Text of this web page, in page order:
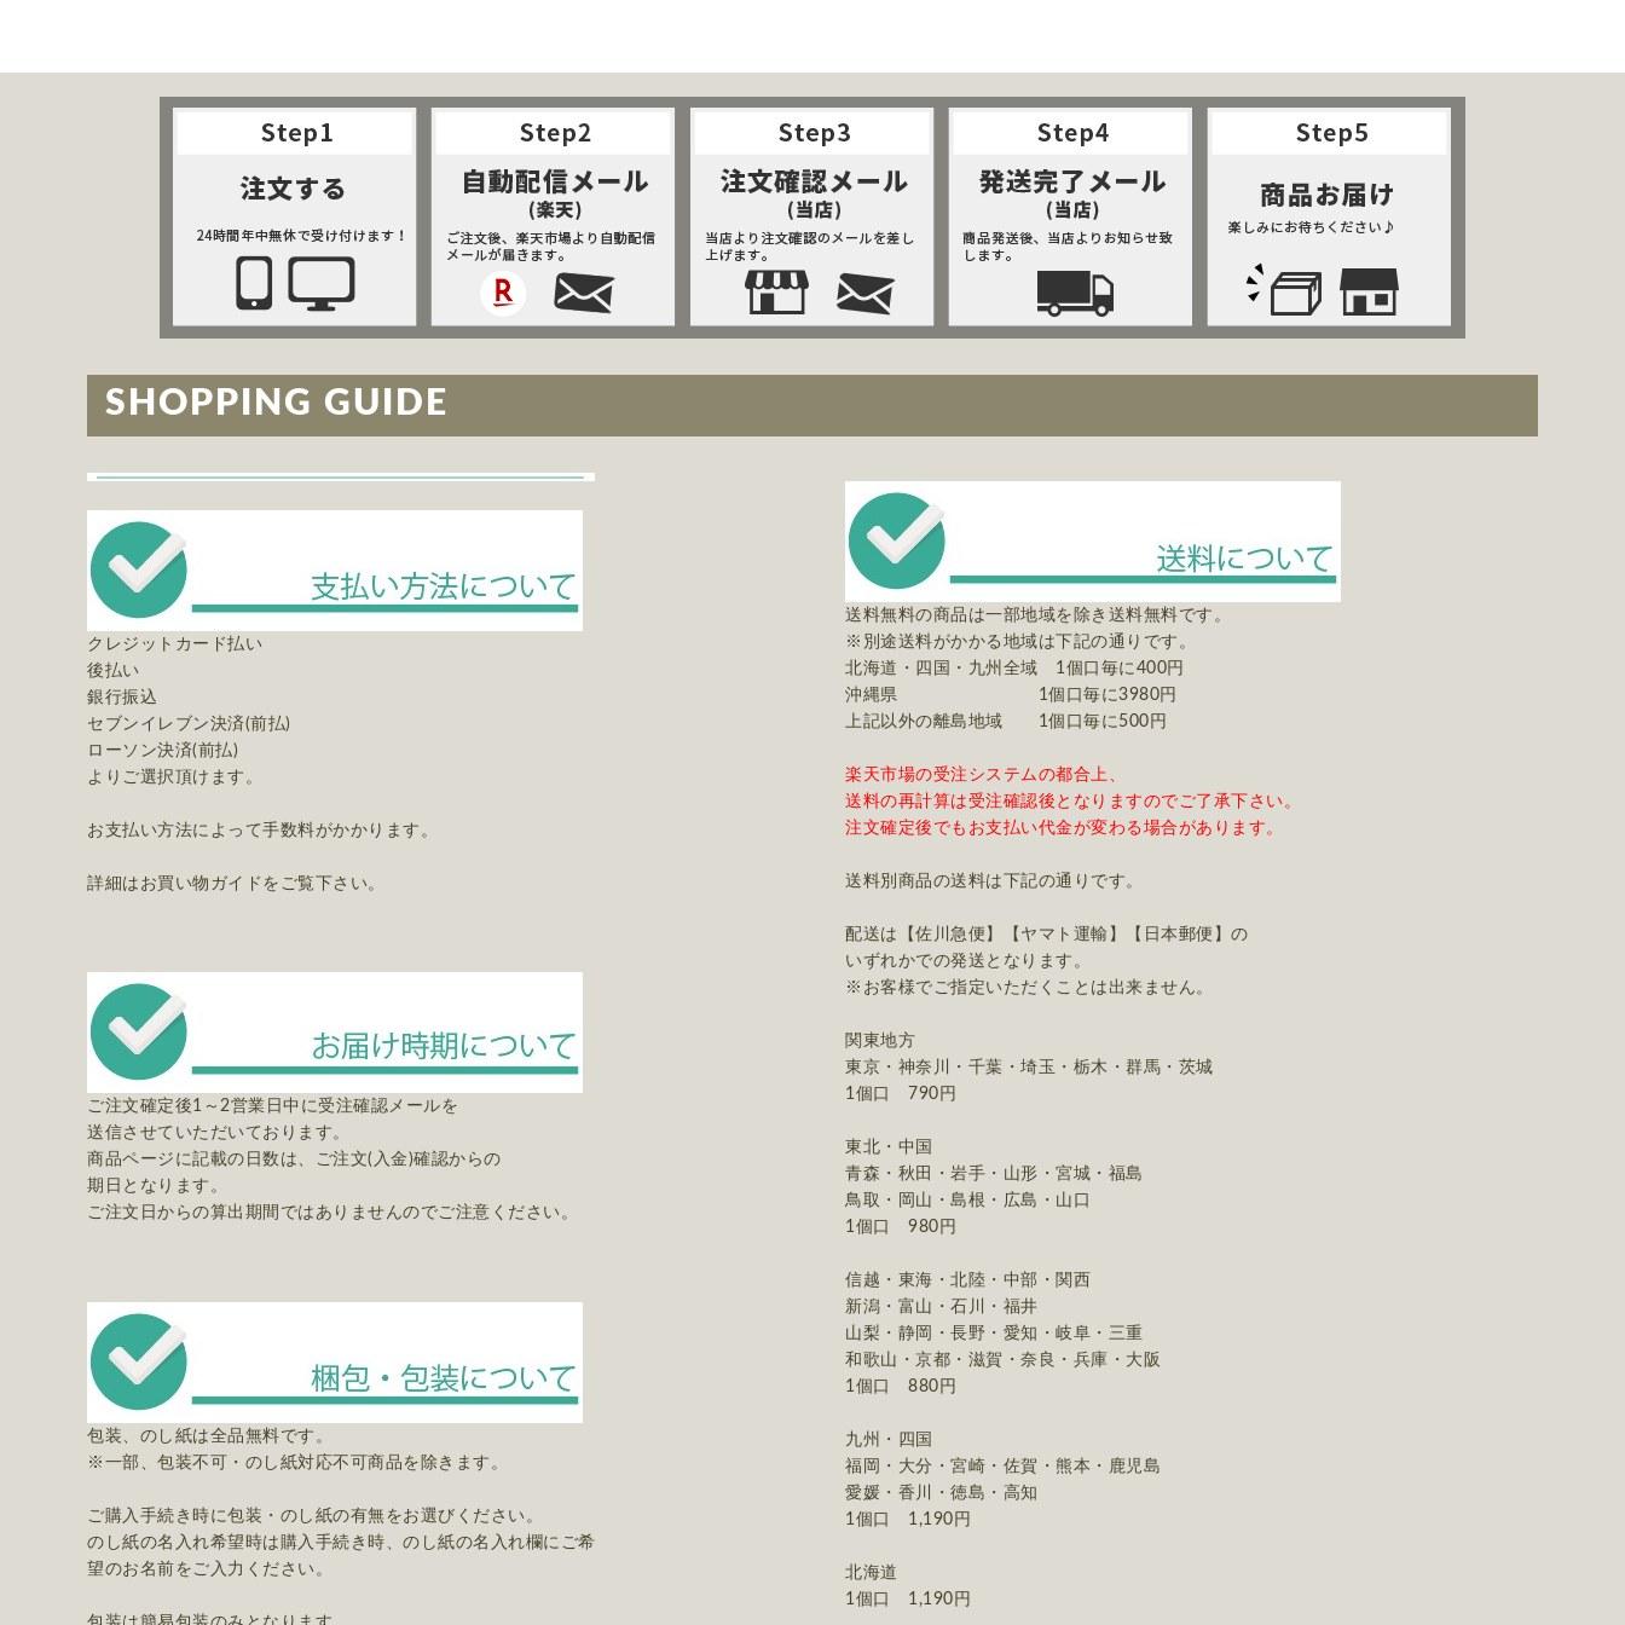
SHOPPING GUIDE
クレジットカード払い
後払い
銀行振込
セブンイレブン決済(前払)
ローソン決済(前払)
よりご選択頂けます。
お支払い方法によって手数料がかかります。
詳細はお買い物ガイドをご覧下さい。
送料無料の商品は一部地域を除き送料無料です。
※別途送料がかかる地域は下記の通りです。
北海道・四国・九州全域 1個口毎に400円
沖縄県 1個口毎に3980円
上記以外の離島地域 1個口毎に500円
楽天市場の受注システムの都合上、
送料の再計算は受注確認後となりますのでご了承下さい。
注文確定後でもお支払い代金が変わる場合があります。
送料別商品の送料は下記の通りです。
配送は【佐川急便】【ヤマト運輸】【日本郵便】の
いずれかでの発送となります。
※お客様でご指定いただくことは出来ません。
関東地方
東京・神奈川・千葉・埼玉・栃木・群馬・茨城
1個口 790円
東北・中国
青森・秋田・岩手・山形・宮城・福島
鳥取・岡山・島根・広島・山口
1個口 980円
信越・東海・北陸・中部・関西
新潟・富山・石川・福井
山梨・静岡・長野・愛知・岐阜・三重
和歌山・京都・滋賀・奈良・兵庫・大阪
1個口 880円
九州・四国
福岡・大分・宮崎・佐賀・熊本・鹿児島
愛媛・香川・徳島・高知
1個口 1,190円
北海道
1個口 1,190円
ご注文確定後1～2営業日中に受注確認メールを
送信させていただいております。
商品ページに記載の日数は、ご注文(入金)確認からの
期日となります。
ご注文日からの算出期間ではありませんのでご注意ください。
包装、のし紙は全品無料です。
※一部、包装不可・のし紙対応不可商品を除きます。
ご購入手続き時に包装・のし紙の有無をお選びください。
のし紙の名入れ希望時は購入手続き時、のし紙の名入れ欄にご希
望のお名前をご入力ください。